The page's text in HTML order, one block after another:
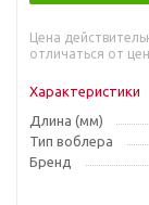
Цена
отличаться от
Характеристики
Длина (мм)
Тип воблера
Бренд